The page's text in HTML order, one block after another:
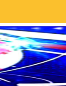
बीएचयू में